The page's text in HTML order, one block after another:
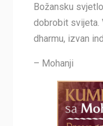
Božansku
dobrobit svijeta.
dharmu, izvan
– Mohanji